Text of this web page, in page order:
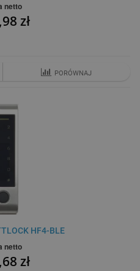
netto
zł
PORÓWNAJ
HF4-BLE
netto
zł